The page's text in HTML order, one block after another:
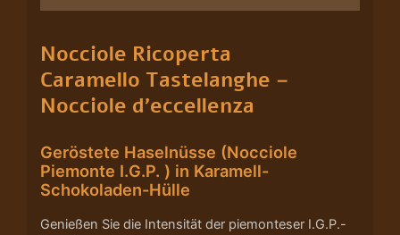
Nocciole Ricoperta
Caramello Tastelanghe –
Nocciole d’eccellenza
Geröstete Haselnüsse (Nocciole
Piemonte I.G.P. ) in Karamell-
Schokoladen-Hülle
Genießen Sie die Intensität der piemonteser I.G.P.-